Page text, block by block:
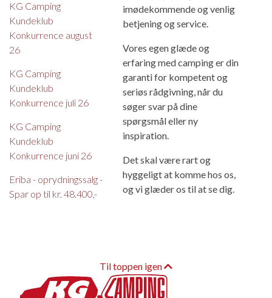
KG Camping
Kundeklub
Konkurrence august
26
KG Camping
Kundeklub
Konkurrence juli 26
KG Camping
Kundeklub
Konkurrence juni 26
Eriba - oprydningssalg -
Spar op til kr. 48.400,-
imødekommende og venlig
betjening og service.
Vores egen glæde og
erfaring med camping er din
garanti for kompetent og
seriøs rådgivning, når du
søger svar på dine
spørgsmål eller ny
inspiration.
Det skal være rart og
hyggeligt at komme hos os,
og vi glæder os til at se dig.
Til toppen igen